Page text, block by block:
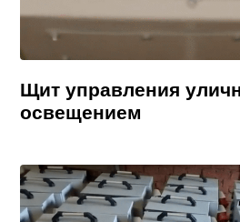
Щит управления
освещением